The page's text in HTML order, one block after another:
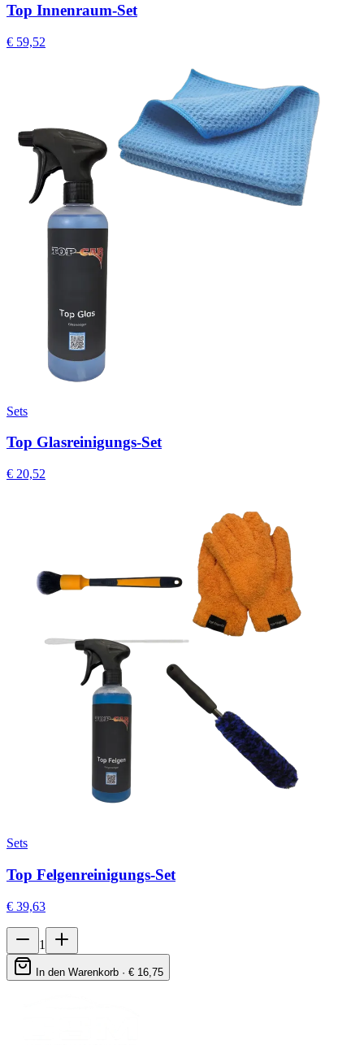
Top Innenraum-Set
€ 59,52
Sets
Top Glasreinigungs-Set
€ 20,52
Sets
Top Felgenreinigungs-Set
€ 39,63
1
In den Warenkorb · € 16,75